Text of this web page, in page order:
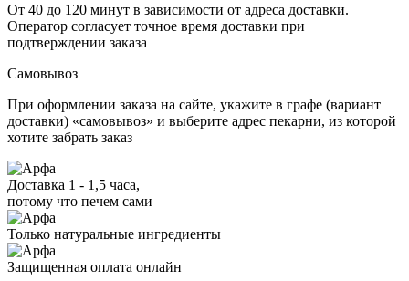
От 40 до 120 минут в зависимости от адреса доставки.
Оператор согласует точное время доставки при
подтверждении заказа
Самовывоз
При оформлении заказа на сайте, укажите в графе (вариант
доставки) «самовывоз» и выберите адрес пекарни, из которой
хотите забрать заказ
Доставка 1 - 1,5 часа,
потому что печем сами
Только натуральные ингредиенты
Защищенная оплата онлайн